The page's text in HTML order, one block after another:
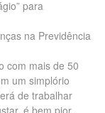
para
na Previdência
com mais de 50
um simplório
de trabalhar
é bem pior.